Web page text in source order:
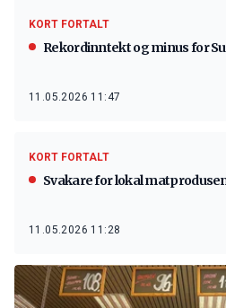
KORT FORTALT
Rekordinntekt og minus for
11.05.2026 11:47
KORT FORTALT
Svakare for lokal
11.05.2026 11:28